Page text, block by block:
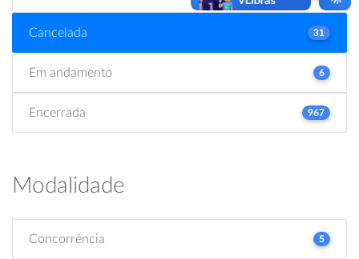
Cancelada 31
Em andamento 6
Encerrada 967
Modalidade
Concorrência 5